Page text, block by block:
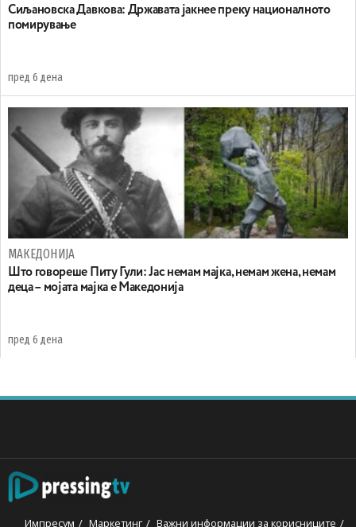
Сиљановска Давкова: Државата јакнее преку националното
помирување
пред 6 дена
МАКЕДОНИЈА
Што говореше Питу Гули: Јас немам мајка, немам жена, немам
деца – мојата мајка е Македонија
пред 6 дена
Импресум Маркетинг Важни информации за корисниците